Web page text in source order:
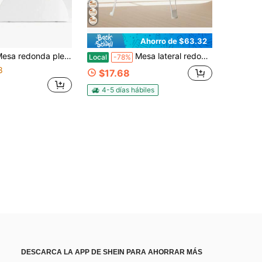
de plástico blanco de 48 pulgadas, mesa de comedor portátil para uso comercial, ideal para cocinas, bodas y fiestas al aire libre. Mesa plegable, mesa para exteriores.
Ahorro de $63.32
Local -78% Mesa lateral redonda plegable, mesa de acento pequeña con tapa de madera y patas de metal plegables, mesa lateral circular portátil mini para sofá, cama, sala de estar, balcón, apartamento, decoración interior y exterior
$17.68
4-5 días hábiles
DESCARCA LA APP DE SHEIN PARA AHORRAR MÁS